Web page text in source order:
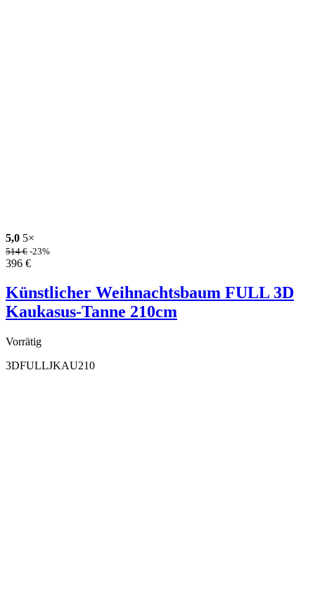
5,0 5×
514€ -23%
396 €
Künstlicher Weihnachtsbaum FULL 3D
Kaukasus-Tanne 210cm
Vorrätig
3DFULLJKAU210